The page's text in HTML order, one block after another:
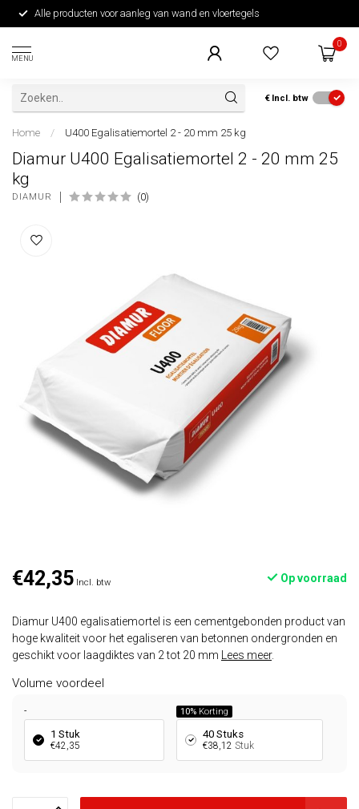
Alle producten voor aanleg van wand en vloertegels
MENU
0
€ Incl. btw
Home / U400 Egalisatiemortel 2 - 20 mm 25 kg
Diamur U400 Egalisatiemortel 2 - 20 mm 25
kg
DIAMUR (0)
€42,35 Incl. btw Op voorraad
Diamur U400 egalisatiemortel is een cementgebonden product van
hoge kwaliteit voor het egaliseren van betonnen ondergronden en
geschikt voor laagdiktes van 2 tot 20 mm
Lees meer.
Volume voordeel
-
1 Stuk
€42,35
10% Korting
40 Stuks
€38,12 Stuk